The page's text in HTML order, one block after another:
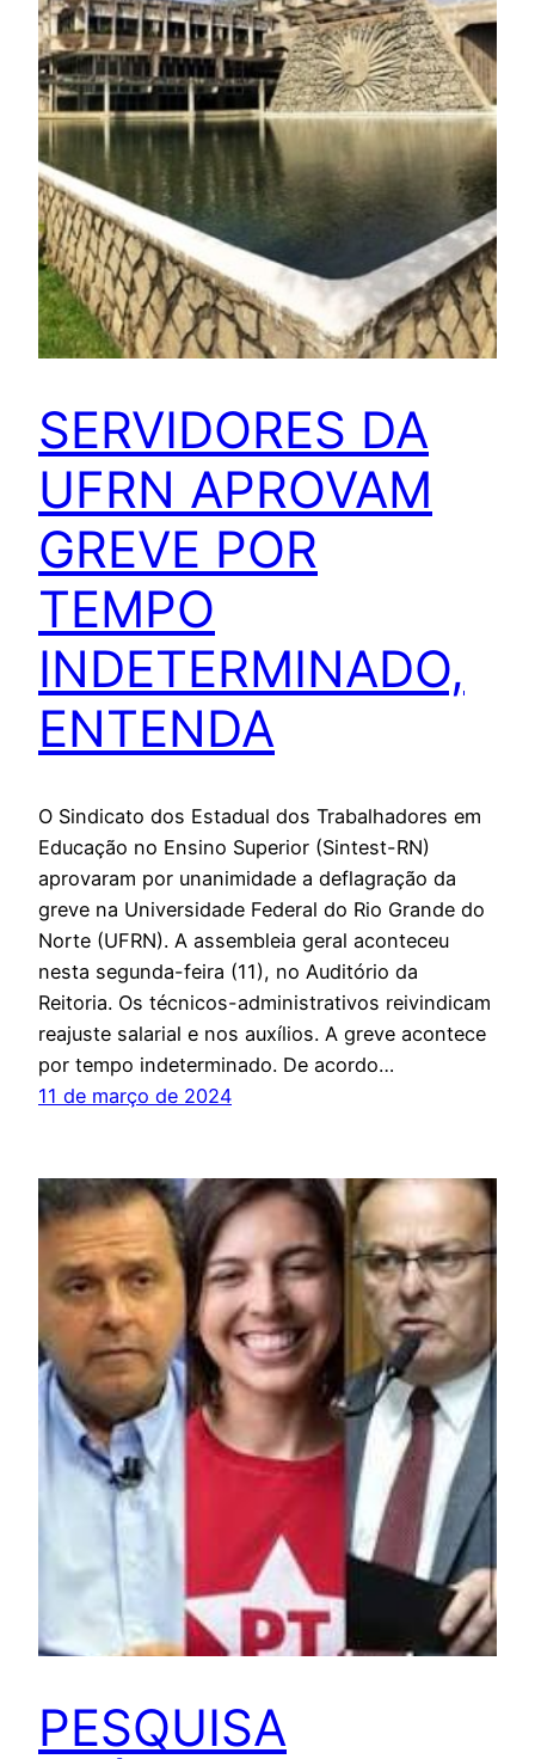
SERVIDORES DA
UFRN APROVAM
GREVE POR
TEMPO
INDETERMINADO,
ENTENDA
O Sindicato dos Estadual dos Trabalhadores em
Educação no Ensino Superior (Sintest-RN)
aprovaram por unanimidade a deflagração da
greve na Universidade Federal do Rio Grande do
Norte (UFRN). A assembleia geral aconteceu
nesta segunda-feira (11), no Auditório da
Reitoria. Os técnicos-administrativos reivindicam
reajuste salarial e nos auxílios. A greve acontece
por tempo indeterminado. De acordo…
11 de março de 2024
PESQUISA